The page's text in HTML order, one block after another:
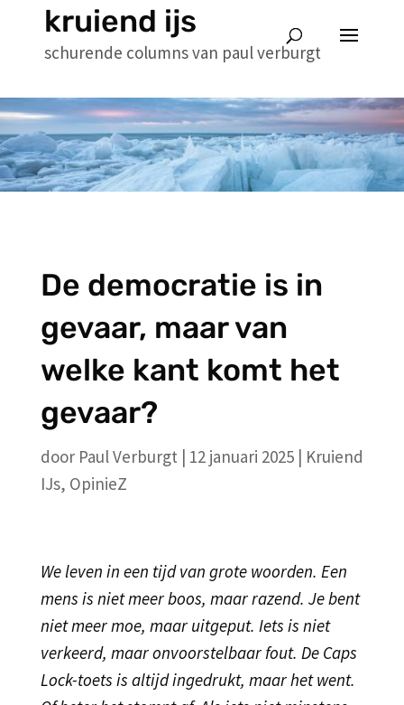
kruiend ijs
schurende columns van paul verburgt
De democratie is in
gevaar, maar van
welke kant komt het
gevaar?
door Paul Verburgt | 12 januari 2025| Kruiend
IJs, OpinieZ
We leven in een tijd van grote woorden. Een
mens is niet meer boos, maar razend. Je bent
niet meer moe, maar uitgeput. Iets is niet
verkeerd, maar onvoorstelbaar fout. De Caps
Lock-toets is altijd ingedrukt, maar het went.